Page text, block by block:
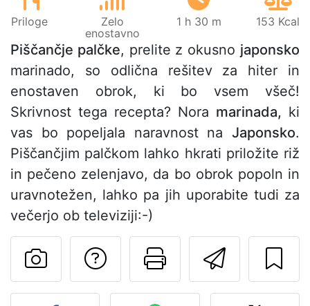
Priloge
Zelo
enostavno
1 h 30 m 153 Kcal
Piščančje palčke, prelite z okusno japonsko
marinado, so odlična rešitev za hiter in
enostaven obrok, ki bo vsem všeč!
Skrivnost tega recepta? Nora marinada, ki
vas bo popeljala naravnost na Japonsko.
Piščančjim palčkom lahko hkrati priložite riž
in pečeno zelenjavo, da bo obrok popoln in
uravnotežen, lahko pa jih uporabite tudi za
večerjo ob televiziji:-)
Pošlji
Natisni to
Postavite
Objavite svojo fotografijo